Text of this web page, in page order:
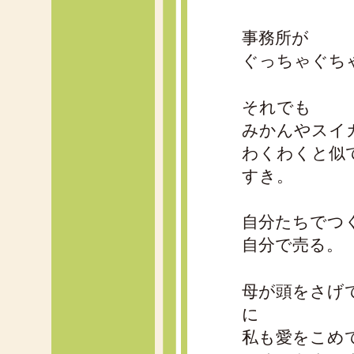
事務所が
ぐっちゃぐち
それでも
みかんやスイ
わくわくと似
すき。
自分たちでつ
自分で売る。
母が頭をさげ
に
私も愛をこめ